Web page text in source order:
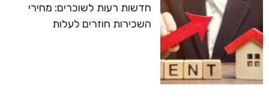
חדשות רעות לשוכרים: מחירי
השכירות חוזרים לעלות